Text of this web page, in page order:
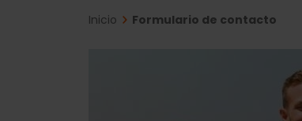
Breadcrumb
Inicio Formulario de contacto